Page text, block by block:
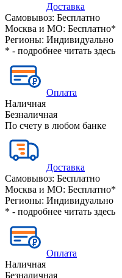
Доставка
Самовывоз: Бесплатно
Москва и МО: Бесплатно*
Регионы: Индивидуально
* - подробнее читать здесь
Оплата
Наличная
Безналичная
По счету в любом банке
Доставка
Самовывоз: Бесплатно
Москва и МО: Бесплатно*
Регионы: Индивидуально
* - подробнее читать здесь
Оплата
Наличная
Безналичная